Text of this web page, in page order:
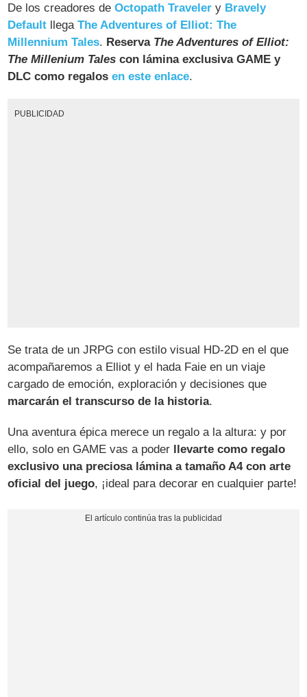
De los creadores deOctopath Traveler y Bravely
Default llegaThe Adventures of Elliot: The
Millennium Tales. Reserva The Adventures of Elliot:
The Millenium Tales con lámina exclusiva GAME y
DLC como regalosen este enlace.
PUBLICIDAD
Se trata de un JRPG con estilo visual HD-2D en el que
acompañaremos a Elliot y el hada Faie en un viaje
cargado de emoción, exploración y decisiones que
marcarán el transcurso de la historia.
Una aventura épica merece un regalo a la altura: y por
ello, solo en GAME vas a poder llevarte como regalo
exclusivo una preciosa lámina a tamaño A4 con arte
oficial del juego, ¡ideal para decorar en cualquier parte!